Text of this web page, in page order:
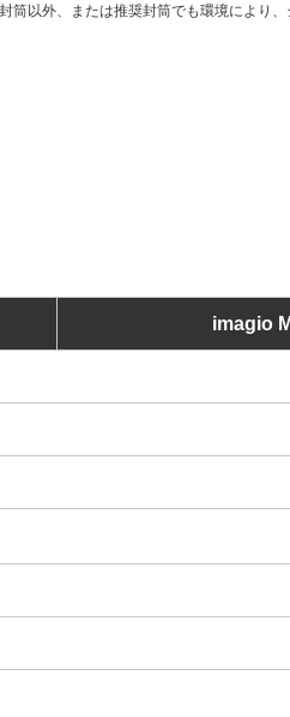
以外、または推奨封筒でも環境により
imagio